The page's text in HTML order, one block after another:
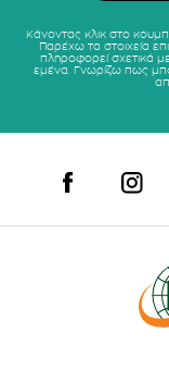
Κάνοντας κλικ στο
Παρέχω τα στοιχεία
πληροφορεί σχετικά
εμένα. Γνωρίζω πως